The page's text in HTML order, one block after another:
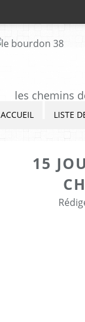
les chemins
ACCUEIL LISTE
15